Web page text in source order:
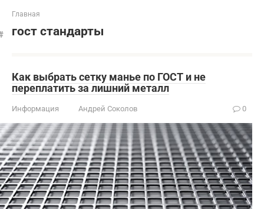
Главная
гост стандарты
Как выбрать сетку манье по ГОСТ и не
переплатить за лишний металл
Информация Андрей Соколов 0